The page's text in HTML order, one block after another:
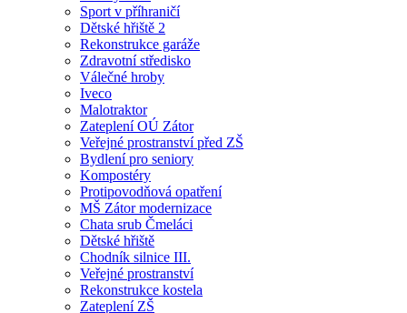
Sport v příhraničí
Dětské hřiště 2
Rekonstrukce garáže
Zdravotní středisko
Válečné hroby
Iveco
Malotraktor
Zateplení OÚ Zátor
Veřejné prostranství před ZŠ
Bydlení pro seniory
Kompostéry
Protipovodňová opatření
MŠ Zátor modernizace
Chata srub Čmeláci
Dětské hřiště
Chodník silnice III.
Veřejné prostranství
Rekonstrukce kostela
Zateplení ZŠ